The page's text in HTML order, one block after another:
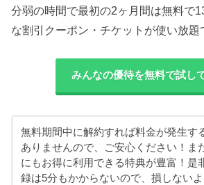
分弱の時間で最初の2ヶ月間は無料で
な割引クーポン・チケットが使い放題
みんなの優待を無料で試し
無料期間中に解約すれば料金が発生す
ありませんので、ご安心ください！ま
にもお得に利用できる特典が豊富！是
録は5分もかからないので、損しない